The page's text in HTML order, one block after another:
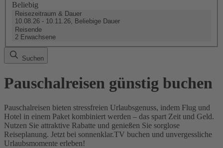
Beliebig
Reisezeitraum & Dauer
10.08.26 - 10.11.26, Beliebige Dauer
Reisende
2 Erwachsene
Suchen
Pauschalreisen günstig buchen
Pauschalreisen bieten stressfreien Urlaubsgenuss, indem Flug und
Hotel in einem Paket kombiniert werden – das spart Zeit und Geld.
Nutzen Sie attraktive Rabatte und genießen Sie sorglose
Reiseplanung. Jetzt bei sonnenklar.TV buchen und unvergessliche
Urlaubsmomente erleben!